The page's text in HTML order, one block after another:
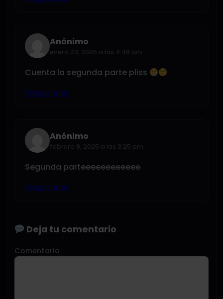
Anónimo
enero 23, 2025 a las 4:48 am
Cuenta la segunda parte pliss
Responder
Anónimo
febrero 9, 2025 a las 3:25 pm
Segunda parteeeeeeeeeeee
Responder
Deja tu comentario
Comentario